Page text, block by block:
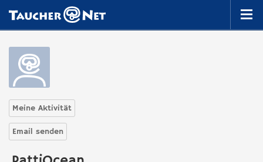
Meine Aktivität
Email senden